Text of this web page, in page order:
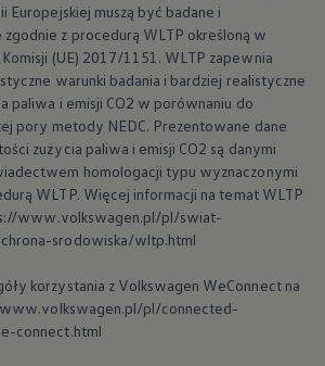
Europejskiej muszą być badane i
z procedurą WLTP określoną w
(UE) 2017/1151. WLTP zapewnia
warunki badania i bardziej realistyczne
paliwa i emisji CO2 w porównaniu do
pory metody NEDC. Prezentowane dane
zużycia paliwa i emisji CO2 są danymi
homologacji typu wyznaczonymi
WLTP. Więcej informacji na temat WLTP
www.volkswagen.pl/pl/swiat-
srodowiska/wltp.html
korzystania z Volkswagen WeConnect na
pl/connected-
connect.html